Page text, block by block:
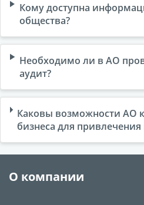
Кому доступна
общества?
Необходимо ли в АО
аудит?
Каковы возможности АО
бизнеса для привлечения
О компании